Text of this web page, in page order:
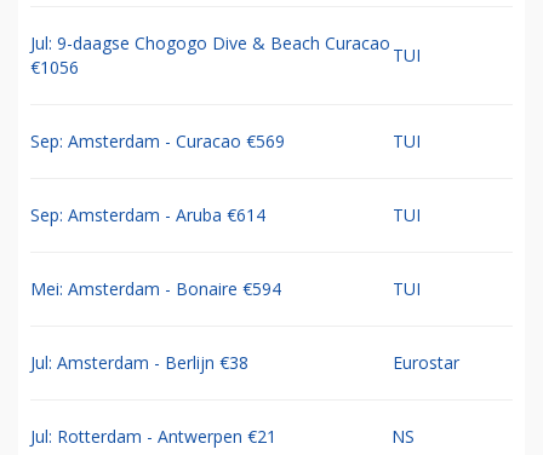
Jul: 9-daagse Chogogo Dive & Beach Curacao
€1056
TUI
Sep: Amsterdam - Curacao €569 TUI
Sep: Amsterdam - Aruba €614 TUI
Mei: Amsterdam - Bonaire €594 TUI
Jul: Amsterdam - Berlijn €38 Eurostar
Jul: Rotterdam - Antwerpen €21 NS